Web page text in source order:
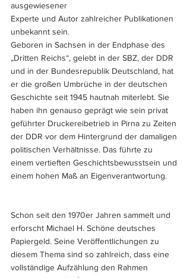
ausgewiesener
Experte und Autor zahlreicher Publikationen
unbekannt sein.
Geboren in Sachsen in der Endphase des
„Dritten Reichs“, gelebt in der SBZ, der DDR
und in der Bundesrepublik Deutschland, hat
er die großen Umbrüche in der deutschen
Geschichte seit 1945 hautnah miterlebt. Sie
haben ihn genauso geprägt wie sein privat
geführter Druckereibetrieb in Pirna zu Zeiten
der DDR vor dem Hintergrund der damaligen
politischen Verhältnisse. Das führte zu
einem vertieften Geschichtsbewusstsein und
einem hohen Maß an Eigenverantwortung.
Schon seit den 1970er Jahren sammelt und
erforscht Michael H. Schöne deutsches
Papiergeld. Seine Veröffentlichungen zu
diesem Thema sind so zahlreich, dass eine
vollständige Aufzählung den Rahmen